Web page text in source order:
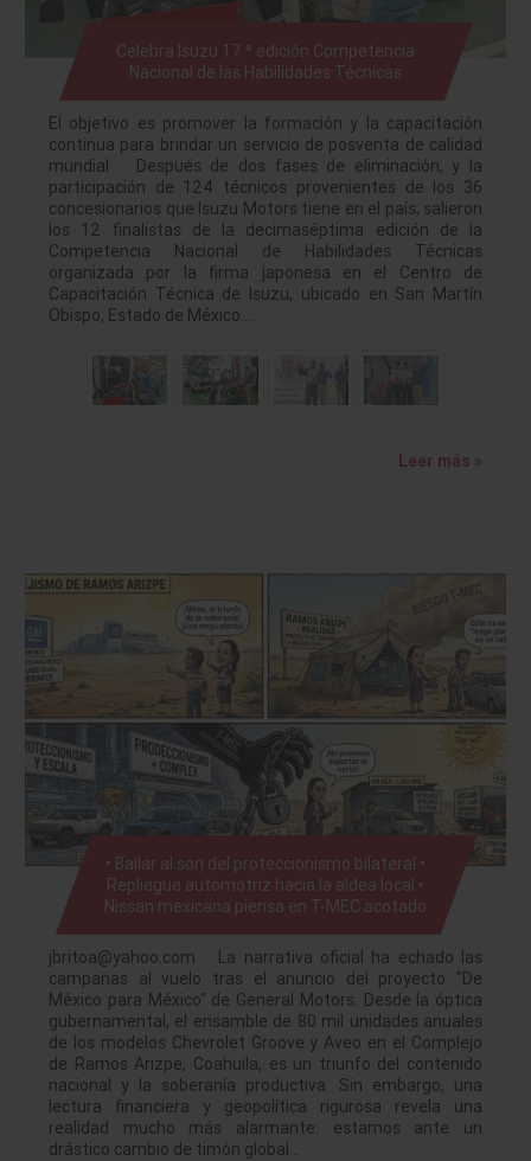
Celebra Isuzu 17.ª edición Competencia
Nacional de las Habilidades Técnicas
El objetivo es promover la formación y la capacitación
continua para brindar un servicio de posventa de calidad
mundial Después de dos fases de eliminación, y la
participación de 124 técnicos provenientes de los 36
concesionarios que Isuzu Motors tiene en el país; salieron
los 12 finalistas de la decimaséptima edición de la
Competencia Nacional de Habilidades Técnicas
organizada por la firma japonesa en el Centro de
Capacitación Técnica de Isuzu, ubicado en San Martín
Obispo, Estado de México.…
Leer más »
• Bailar al son del proteccionismo bilateral •
Repliegue automotriz hacia la aldea local •
Nissan mexicana piensa en T-MEC acotado
jbritoa@yahoo.com La narrativa oficial ha echado las
campanas al vuelo tras el anuncio del proyecto "De
México para México" de General Motors. Desde la óptica
gubernamental, el ensamble de 80 mil unidades anuales
de los modelos Chevrolet Groove y Aveo en el Complejo
de Ramos Arizpe, Coahuila, es un triunfo del contenido
nacional y la soberanía productiva. Sin embargo, una
lectura financiera y geopolítica rigurosa revela una
realidad mucho más alarmante: estamos ante un
drástico cambio de timón global…